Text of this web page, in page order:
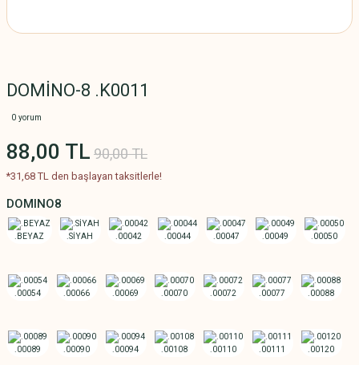
DOMİNO-8 .K0011
0 yorum
88,00 TL 90,00 TL
*31,68 TL den başlayan taksitlerle!
DOMINO8